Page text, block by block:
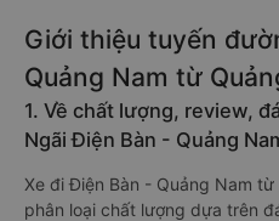
Giới thiệu tuyến
Quảng Nam từ
1. Về chất lượng, review,
Ngãi Điện Bàn - Quảng
Xe đi Điện Bàn - Quảng Nam
phân loại chất lượng dựa trên